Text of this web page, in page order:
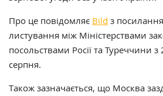
Про це повідомляє Bild з
листування між Міністерствами
посольствами Росії та Туреччини
серпня.
Також зазначається, що Москва